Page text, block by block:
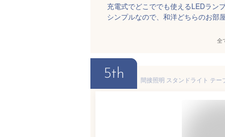
充電式でどこででも使えるLEDラン
シンプルなので、和洋どちらのお部
全
5th